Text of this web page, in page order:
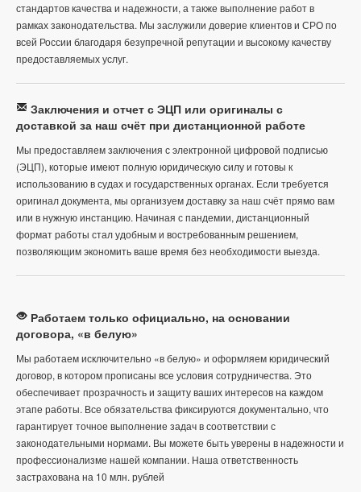
стандартов качества и надежности, а также выполнение работ в
рамках законодательства. Мы заслужили доверие клиентов и СРО по
всей России благодаря безупречной репутации и высокому качеству
предоставляемых услуг.
Заключения и отчет с ЭЦП или оригиналы с
доставкой за наш счёт при дистанционной работе
Мы предоставляем заключения с электронной цифровой подписью
(ЭЦП), которые имеют полную юридическую силу и готовы к
использованию в судах и государственных органах. Если требуется
оригинал документа, мы организуем доставку за наш счёт прямо вам
или в нужную инстанцию. Начиная с пандемии, дистанционный
формат работы стал удобным и востребованным решением,
позволяющим экономить ваше время без необходимости выезда.
Работаем только официально, на основании
договора, «в белую»
Мы работаем исключительно «в белую» и оформляем юридический
договор, в котором прописаны все условия сотрудничества. Это
обеспечивает прозрачность и защиту ваших интересов на каждом
этапе работы. Все обязательства фиксируются документально, что
гарантирует точное выполнение задач в соответствии с
законодательными нормами. Вы можете быть уверены в надежности и
профессионализме нашей компании. Наша ответственность
застрахована на 10 млн. рублей